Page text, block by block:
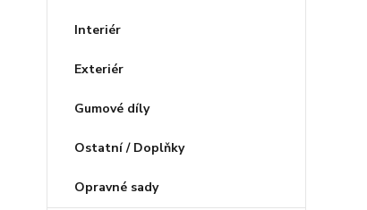
Interiér
Exteriér
Gumové díly
Ostatní / Doplňky
Opravné sady